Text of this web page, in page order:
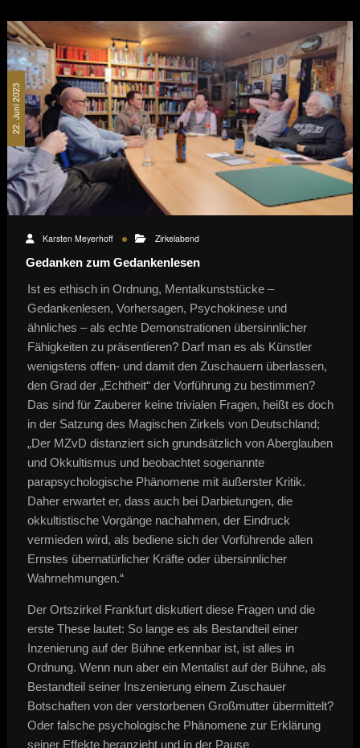
22. Juni 2023
Karsten Meyerhoff Zirkelabend
Gedanken zum Gedankenlesen
Ist es ethisch in Ordnung, Mentalkunststücke –
Gedankenlesen, Vorhersagen, Psychokinese und
ähnliches – als echte Demonstrationen übersinnlicher
Fähigkeiten zu präsentieren? Darf man es als Künstler
wenigstens offen- und damit den Zuschauern überlassen,
den Grad der „Echtheit“ der Vorführung zu bestimmen?
Das sind für Zauberer keine trivialen Fragen, heißt es doch
in der Satzung des Magischen Zirkels von Deutschland;
„Der MZvD distanziert sich grundsätzlich von Aberglauben
und Okkultismus und beobachtet sogenannte
parapsychologische Phänomene mit äußerster Kritik.
Daher erwartet er, dass auch bei Darbietungen, die
okkultistische Vorgänge nachahmen, der Eindruck
vermieden wird, als bediene sich der Vorführende allen
Ernstes übernatürlicher Kräfte oder übersinnlicher
Wahrnehmungen.“
Der Ortszirkel Frankfurt diskutiert diese Fragen und die
erste These lautet: So lange es als Bestandteil einer
Inzenierung auf der Bühne erkennbar ist, ist alles in
Ordnung. Wenn nun aber ein Mentalist auf der Bühne, als
Bestandteil seiner Inszenierung einem Zuschauer
Botschaften von der verstorbenen Großmutter übermittelt?
Oder falsche psychologische Phänomene zur Erklärung
seiner Effekte heranzieht und in der Pause